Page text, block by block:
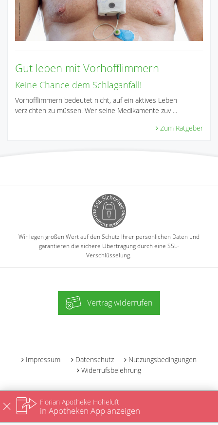
Gut leben mit Vorhofflimmern
Keine Chance dem Schlaganfall!
Vorhofflimmern bedeutet nicht, auf ein aktives Leben
verzichten zu müssen. Wer seine Medikamente zuv ...
Zum Ratgeber
Wir legen großen Wert auf den Schutz Ihrer persönlichen Daten und
garantieren die sichere Übertragung durch eine SSL-
Verschlüsselung.
Vertrag widerrufen
Impressum Datenschutz
Nutzungsbedingungen
Widerrufsbelehrung
Florian Apotheke Hoheluft
in Apotheken App anzeigen